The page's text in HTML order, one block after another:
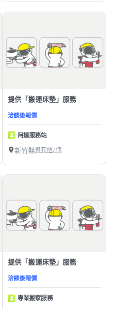
提供「搬運床墊」服務
洽談後報價
阿達服務站
新竹縣與其他7個
提供「搬運床墊」服務
洽談後報價
專業搬家服務